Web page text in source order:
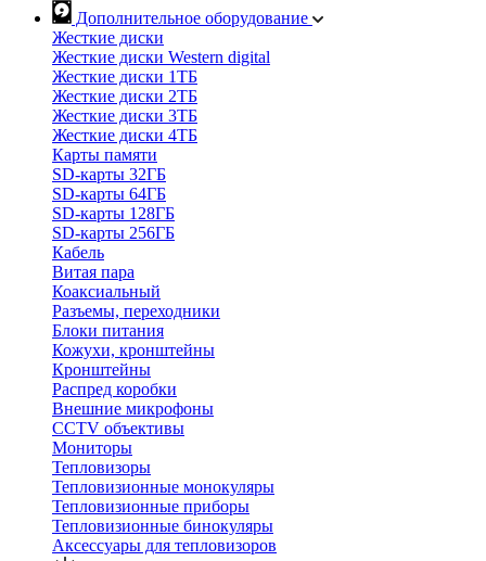
Дополнительное оборудование
Жесткие диски
Жесткие диски Western digital
Жесткие диски 1ТБ
Жесткие диски 2ТБ
Жесткие диски 3ТБ
Жесткие диски 4ТБ
Карты памяти
SD-карты 32ГБ
SD-карты 64ГБ
SD-карты 128ГБ
SD-карты 256ГБ
Кабель
Витая пара
Коаксиальный
Разъемы, переходники
Блоки питания
Кожухи, кронштейны
Кронштейны
Распред коробки
Внешние микрофоны
CCTV объективы
Мониторы
Тепловизоры
Тепловизионные монокуляры
Тепловизионные приборы
Тепловизионные бинокуляры
Аксессуары для тепловизоров